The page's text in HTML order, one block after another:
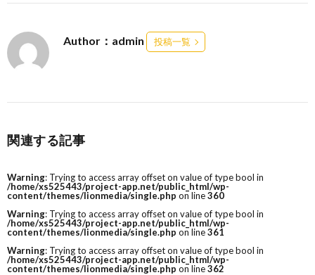
Author：admin 投稿一覧
関連する記事
Warning: Trying to access array offset on value of type bool in
/home/xs525443/project-app.net/public_html/wp-
content/themes/lionmedia/single.php on line360
Warning: Trying to access array offset on value of type bool in
/home/xs525443/project-app.net/public_html/wp-
content/themes/lionmedia/single.php on line361
Warning: Trying to access array offset on value of type bool in
/home/xs525443/project-app.net/public_html/wp-
content/themes/lionmedia/single.php on line362